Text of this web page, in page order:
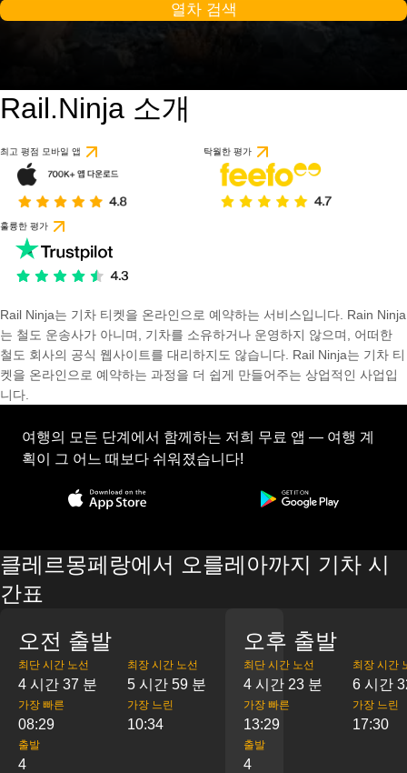
열차 검색
Rail.Ninja 소개
최고 평점 모바일 앱 탁월한 평가
훌륭한 평가
Rail Ninja는 기차 티켓을 온라인으로 예약하는 서비스입니다. Rain Ninja
는 철도 운송사가 아니며, 기차를 소유하거나 운영하지 않으며, 어떠한
철도 회사의 공식 웹사이트를 대리하지도 않습니다. Rail Ninja는 기차 티
켓을 온라인으로 예약하는 과정을 더 쉽게 만들어주는 상업적인 사업입
니다.
여행의 모든 단계에서 함께하는 저희 무료 앱 — 여행 계
획이 그 어느 때보다 쉬워졌습니다!
클레르몽페랑에서 오를레아까지 기차 시
간표
오전 출발
최단 시간 노선
4 시간 37 분
최장 시간 노선
5 시간 59 분
가장 빠른
08:29
가장 느린
10:34
출발
4
오후 출발
최단 시간 노선
4 시간 23 분
최장 시간
6 시간
가장 빠른
13:29
가장 느린
17:30
출발
4